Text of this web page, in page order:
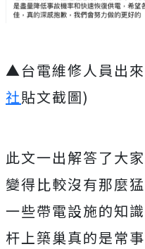
▲台電維修人員出
社貼文截圖)
此文一出解答了大
變得比較沒有那麼
一些帶電設施的知
杆上築巢真的是常